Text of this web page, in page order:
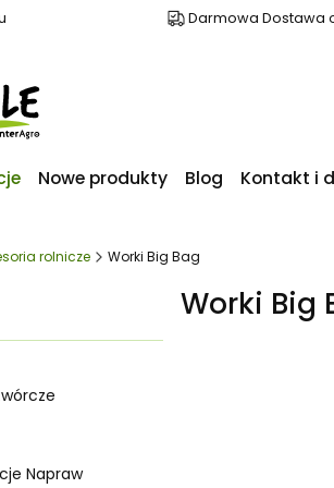
Darmowa Dostawa
Nowe produkty Blog Kontakt i
rolnicze Worki Big Bag
Napraw
Worki Big